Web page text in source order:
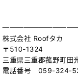
株式会社 Roofタカ
〒510-1324
三重県三重郡菰野町田
電話番号 059-324-